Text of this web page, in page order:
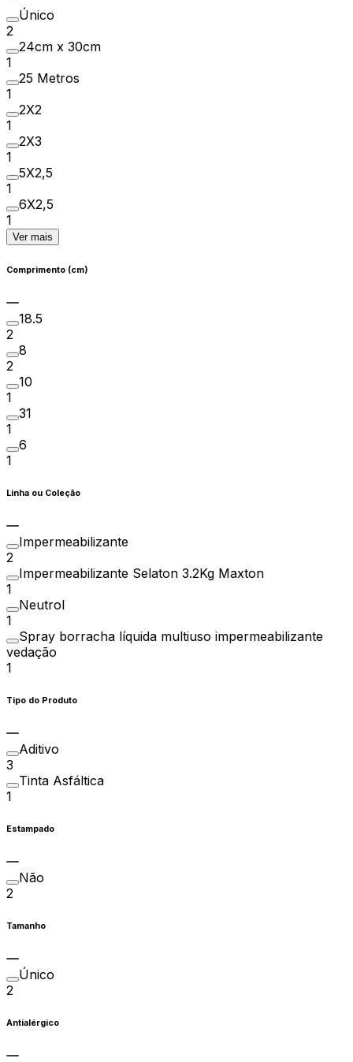
Único
2
24cm x 30cm
1
25 Metros
1
2X2
1
2X3
1
5X2,5
1
6X2,5
1
Ver mais
Comprimento (cm)
18.5
2
8
2
10
1
31
1
6
1
Linha ou Coleção
Impermeabilizante
2
Impermeabilizante Selaton 3.2Kg Maxton
1
Neutrol
1
Spray borracha líquida multiuso impermeabilizante
vedação
1
Tipo do Produto
Aditivo
3
Tinta Asfáltica
1
Estampado
Não
2
Tamanho
Único
2
Antialérgico